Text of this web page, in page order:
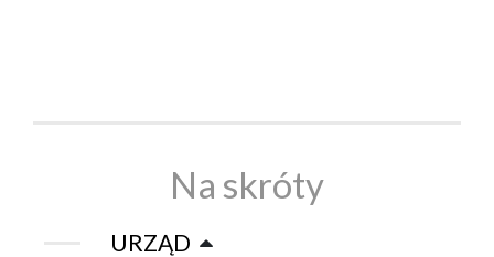
Na skróty
URZĄD